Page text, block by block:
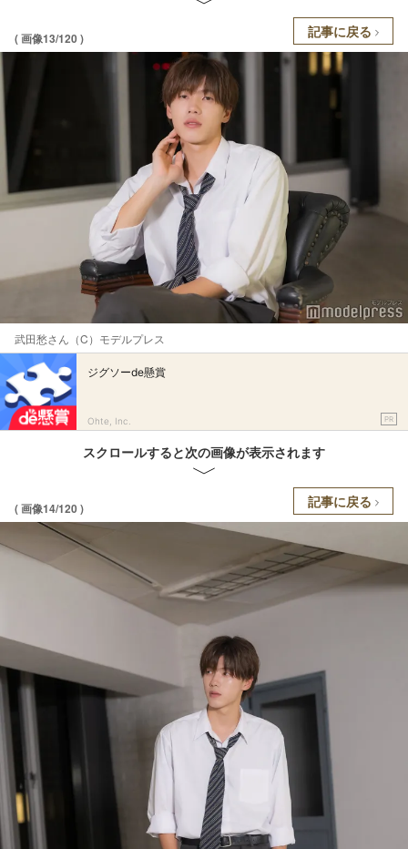
( 画像13/120 ) 記事に戻る
武田愁さん（C）モデルプレス
ジグソーde懸賞
Ohte, Inc. PR
スクロールすると次の画像が表示されます
( 画像14/120 ) 記事に戻る